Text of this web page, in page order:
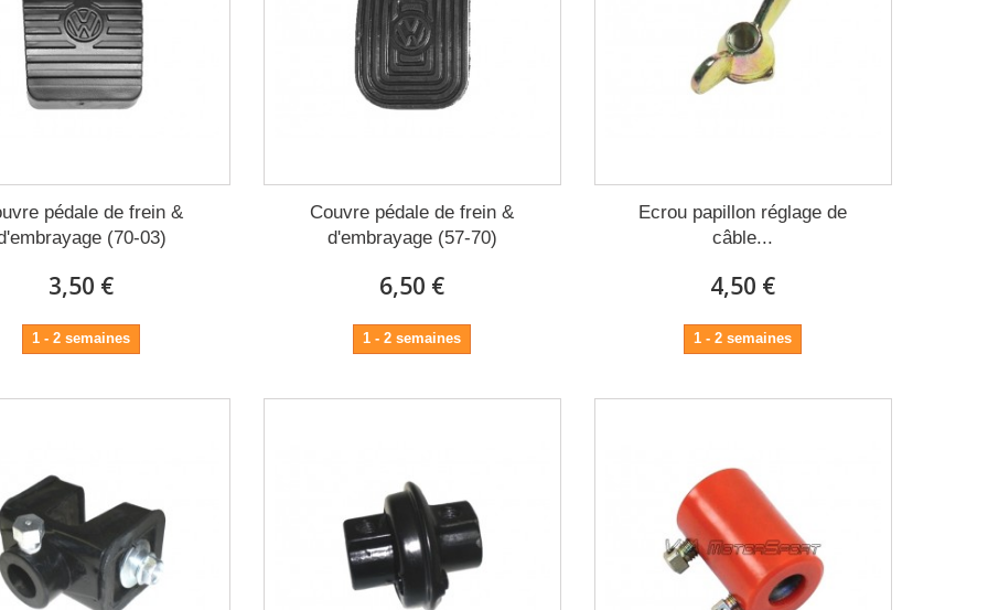
pédale de frein &
(70-03)
3,50 €
1 - 2 semaines
Couvre pédale de frein &
d'embrayage (57-70)
6,50 €
1 - 2 semaines
Ecrou papillon réglage de
câble...
4,50 €
1 - 2 semaines